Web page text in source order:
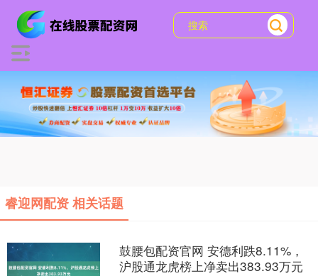
睿迎网配资 相关话题
鼓腰包配资官网 安德利跌8.11%，
沪股通龙虎榜上净卖出383.93万元